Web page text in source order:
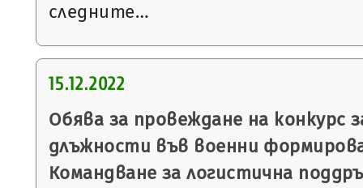
следните…
15.12.2022
Обява за провеждане на конкурс
длъжности във военни
Командване за логистична